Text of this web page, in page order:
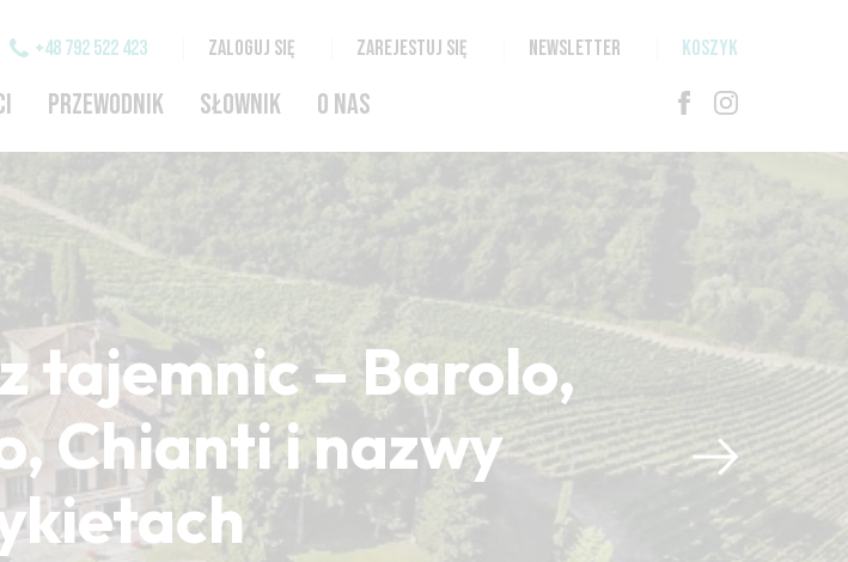
+48 792 522 423 ZALOGUJ SIĘ ZAREJESTUJ SIĘ NEWSLETTER KOSZYK
PRZEWODNIK SŁOWNIK O NAS
tajemnic – Barolo,
Chianti i nazwy